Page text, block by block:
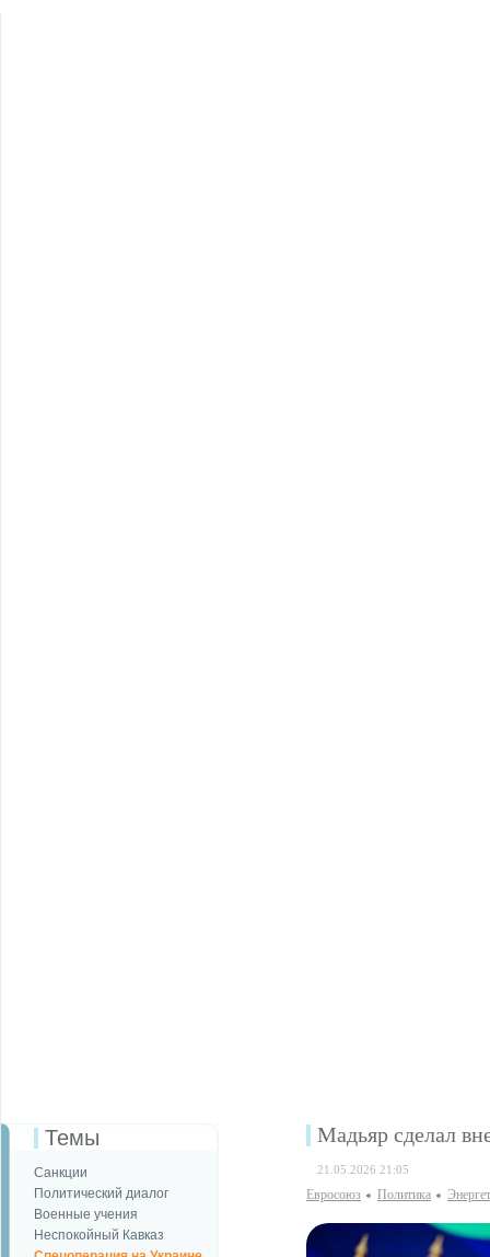
Темы
Санкции
Политический диалог
Военные учения
Неспокойный Кавказ
Мадьяр сделал
21.05.2026 21:05
Евросоюз Политика